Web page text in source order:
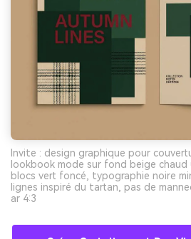
Invite : design graphique pour
lookbook mode sur fond beige
blocs vert foncé, typographie noire
lignes inspiré du tartan, pas de
ar 4:3